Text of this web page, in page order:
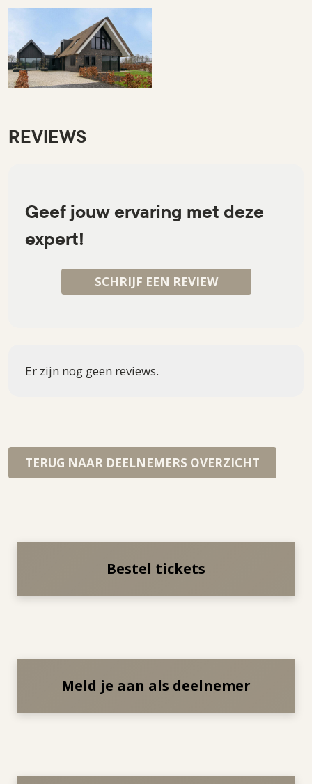
REVIEWS
Er zijn nog geen reviews.
Geef jouw ervaring met deze
expert!
SCHRIJF EEN REVIEW
TERUG NAAR DEELNEMERS OVERZICHT
Bestel tickets
Meld je aan als deelnemer